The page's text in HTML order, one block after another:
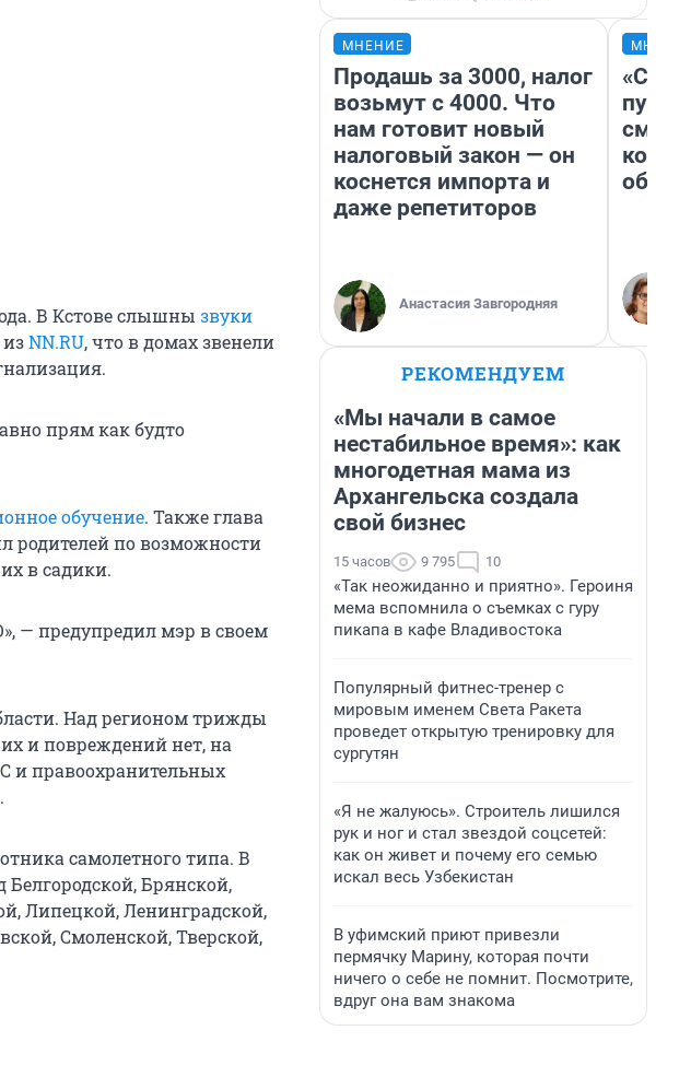
В Кстове слышны звуки
NN.RU, что в домах звенели
прям как будто
обучение. Также глава
родителей по возможности
в садики.
— предупредил мэр в своем
Над регионом трижды
и повреждений нет, на
и правоохранительных
самолетного типа. В
Брянской,
Липецкой, Ленинградской,
Смоленской, Тверской,
МНЕНИЕ
Продашь за 3000, налог
возьмут с 4000. Что
нам готовит новый
налоговый закон — он
коснется импорта и
даже репетиторов
Анастасия Завгородняя
РЕКОМЕНДУЕМ
«Мы начали в самое
нестабильное время»: как
многодетная мама из
Архангельска создала
свой бизнес
15 часов 9 795 10
«Так неожиданно и приятно». Героиня
мема вспомнила о съемках с гуру
пикапа в кафе Владивостока
Популярный фитнес-тренер с
мировым именем Света Ракета
проведет открытую тренировку для
сургутян
«Я не жалуюсь». Строитель лишился
рук и ног и стал звездой соцсетей:
как он живет и почему его семью
искал весь Узбекистан
В уфимский приют привезли
пермячку Марину, которая почти
ничего о себе не помнит. Посмотрите,
вдруг она вам знакома